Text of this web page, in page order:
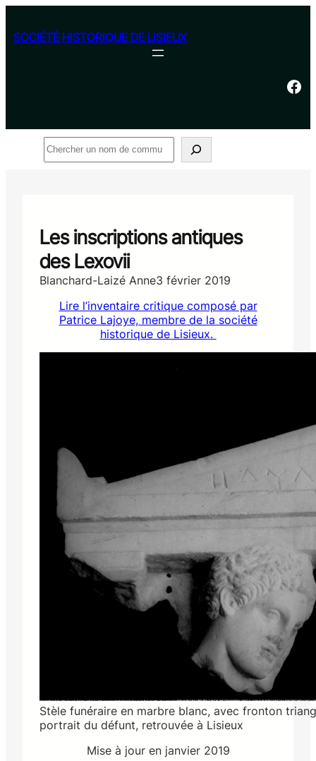
contenu
SOCIÉTÉ HISTORIQUE DE LISIEUX
Facebook
Rechercher
Les inscriptions antiques
des Lexovii
Blanchard-Laizé Anne3 février 2019
Lire l’inventaire critique composé par
Patrice Lajoye, membre de la société
historique de Lisieux.
Stèle funéraire en marbre blanc, avec fronton
portrait du défunt, retrouvée à Lisieux
Mise à jour en janvier 2019